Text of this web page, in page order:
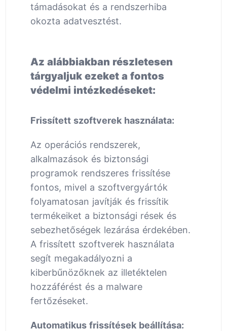
támadásokat és a rendszerhiba
okozta adatvesztést.
Az alábbiakban részletesen
tárgyaljuk ezeket a fontos
védelmi intézkedéseket:
Frissített szoftverek használata:
Az operációs rendszerek,
alkalmazások és biztonsági
programok rendszeres frissítése
fontos, mivel a szoftvergyártók
folyamatosan javítják és frissítik
termékeiket a biztonsági rések és
sebezhetőségek lezárása érdekében.
A frissített szoftverek használata
segít megakadályozni a
kiberbűnözőknek az illetéktelen
hozzáférést és a malware
fertőzéseket.
Automatikus frissítések beállítása: